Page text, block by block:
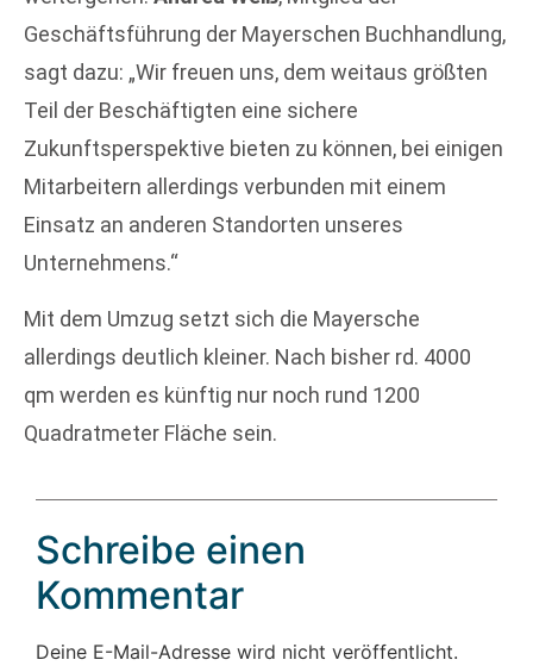
Geschäftsführung der Mayerschen Buchhandlung,
sagt dazu: „Wir freuen uns, dem weitaus größten
Teil der Beschäftigten eine sichere
Zukunftsperspektive bieten zu können, bei einigen
Mitarbeitern allerdings verbunden mit einem
Einsatz an anderen Standorten unseres
Unternehmens.“
Mit dem Umzug setzt sich die Mayersche
allerdings deutlich kleiner. Nach bisher rd. 4000
qm werden es künftig nur noch rund 1200
Quadratmeter Fläche sein.
Schreibe einen
Kommentar
Deine E-Mail-Adresse wird nicht veröffentlicht.